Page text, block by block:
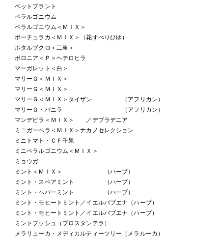
ペットプラント
ペラルゴニウム
ペラルゴニウム＜ＭＩＸ＞
ポーチュラカ＜ＭＩＸ＞（花すべりひゆ）
ホタルブクロ＜二重＞
ボロニア＜Ｐ＞ヘテロヒラ
マーガレット＜白＞
マリーＧ＜ＭＩＸ＞
マリーＧ＜ＭＩＸ＞
マリーＧ＜ＭＩＸ＞タイザン （アフリカン）
マリーＧ・バニラ （アフリカン）
マンデビラ＜ＭＩＸ＞ ／デプラデニア
ミニガーベラ＜ＭＩＸ＞ナカノセレクション
ミニトマト・ＣＦ千果
ミニペラルゴニウム＜ＭＩＸ＞
ミョウガ
ミント＜ＭＩＸ＞ （ハーブ）
ミント・スペアミント （ハーブ）
ミント・ペパーミント （ハーブ）
ミント・モヒートミント／イエルバブエナ（ハーブ）
ミント・モヒートミント／イエルバブエナ（ハーブ）
ミントブッシュ（プロスタンテラ）
メラリューカ・メディカルティーツリー（メラルーカ）